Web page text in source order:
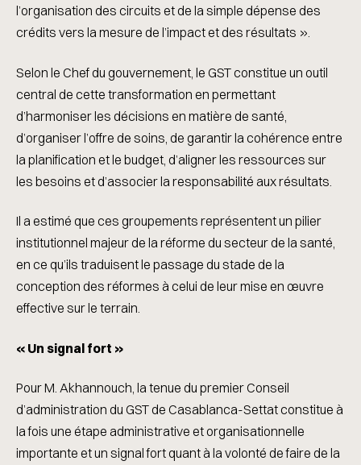
l’organisation des circuits et de la simple dépense des
crédits vers la mesure de l’impact et des résultats ».
Selon le Chef du gouvernement, le GST constitue un outil
central de cette transformation en permettant
d’harmoniser les décisions en matière de santé,
d’organiser l’offre de soins, de garantir la cohérence entre
la planification et le budget, d’aligner les ressources sur
les besoins et d’associer la responsabilité aux résultats.
Il a estimé que ces groupements représentent un pilier
institutionnel majeur de la réforme du secteur de la santé,
en ce qu’ils traduisent le passage du stade de la
conception des réformes à celui de leur mise en œuvre
effective sur le terrain.
« Un signal fort »
Pour M. Akhannouch, la tenue du premier Conseil
d’administration du GST de Casablanca-Settat constitue à
la fois une étape administrative et organisationnelle
importante et un signal fort quant à la volonté de faire de la